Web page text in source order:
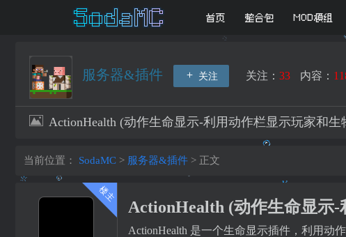
首页 整合包 MOD模组
服务器&插件 关注 关注： 33 内容：
ActionHealth (动作生命显示-利用动作栏显示玩家和生
当前位置： SodaMC > 服务器&插件 > 正文
ActionHealth (动作生命显示
ActionHealth 是一个生命显示插件，利用动